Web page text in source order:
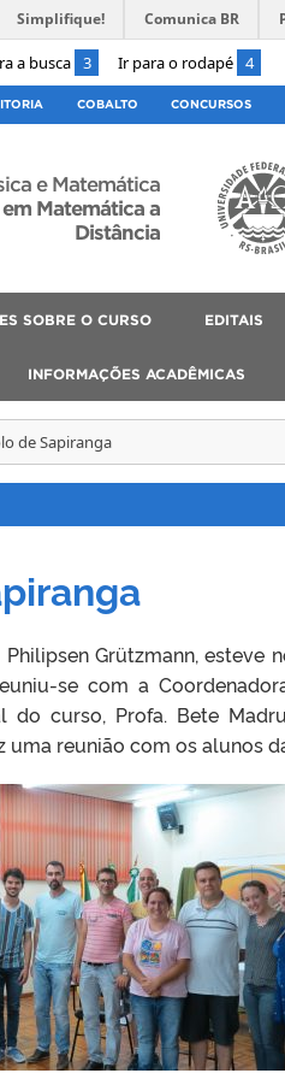
a busca 3 Ir para o rodapé 4
Simplifique! Comunica BR
COBALTO CONCURSOS
e Matemática
Matemática a
Distância
SOBRE O CURSO EDITAIS
INFORMAÇÕES ACADÊMICAS
de Sapiranga
Grützmann, esteve
se com a
do curso, Profa. Bete
uma reunião com os alunos